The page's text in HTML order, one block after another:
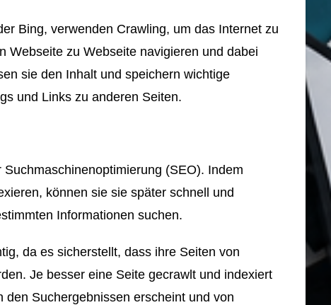
Bing, verwenden Crawling, um das Internet zu
Webseite zu Webseite navigieren und dabei
sie den Inhalt und speichern wichtige
und Links zu anderen Seiten.
(SEO). Indem
können sie sie später schnell und
Informationen suchen.
da es sicherstellt, dass ihre Seiten von
Je besser eine Seite gecrawlt und indexiert
Suchergebnissen erscheint und von